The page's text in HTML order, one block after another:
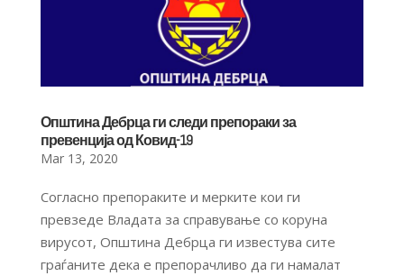
Општина Дебрца ги следи препораки за
превенција од Ковид-19
Mar 13, 2020
Согласно препораките и мерките кои ги
превзеде Владата за справување со коруна
вирусот, Општина Дебрца ги известува сите
граѓаните дека е препорачливо да ги намалат